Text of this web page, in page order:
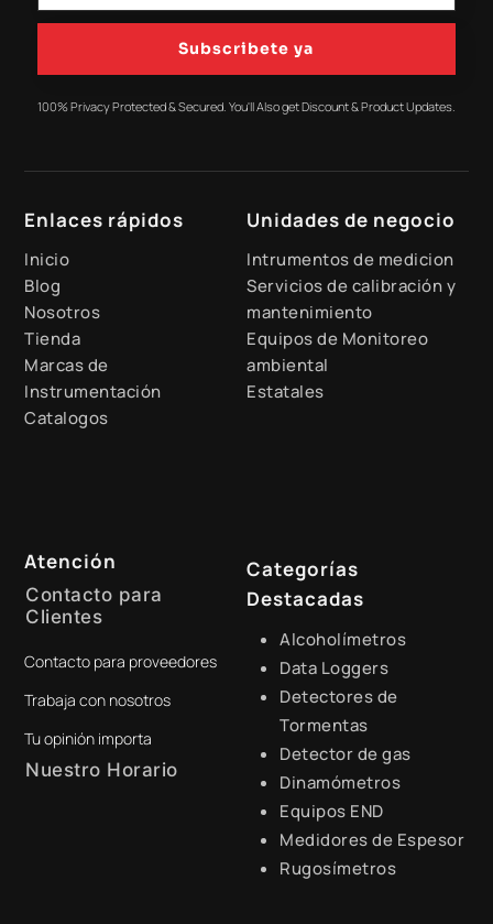
Subscribete ya
100% Privacy Protected & Secured. You'll Also get Discount & Product Updates.
Enlaces rápidos
Inicio
Blog
Nosotros
Tienda
Marcas de
Instrumentación
Catalogos
Unidades de negocio
Intrumentos de medicion
Servicios de calibración y
mantenimiento
Equipos de Monitoreo
ambiental
Estatales
Atención
Contacto para
Clientes
+51 941 525 454
digital@zamtsu.com
Contacto para proveedores
Trabaja con nosotros
Tu opinión importa
Nuestro Horario
Categorías
Destacadas
Alcoholímetros
Data Loggers
Detectores de
Tormentas
Detector de gas
Dinamómetros
Equipos END
Medidores de Espesor
Rugosímetros